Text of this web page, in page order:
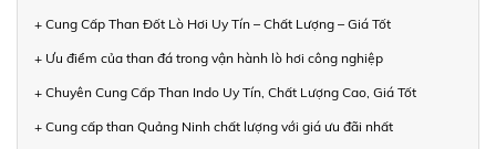
+ Cung Cấp Than Đốt Lò Hơi Uy Tín – Chất Lượng – Giá Tốt
+ Ưu điểm của than đá trong vận hành lò hơi công nghiệp
+ Chuyên Cung Cấp Than Indo Uy Tín, Chất Lượng Cao, Giá Tốt
+ Cung cấp than Quảng Ninh chất lượng với giá ưu đãi nhất